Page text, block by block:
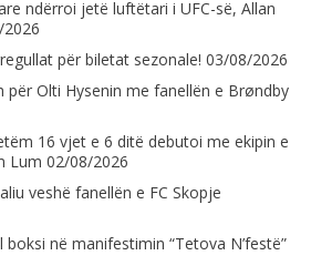
ndërroi jetë luftëtari i UFC-së, Allan
për biletat sezonale! 03/08/2026
për Olti Hysenin me fanellën e Brøndby
16 vjet e 6 ditë debutoi me ekipin e
Lum 02/08/2026
veshë fanellën e FC Skopje
boksi në manifestimin “Tetova N’festë”